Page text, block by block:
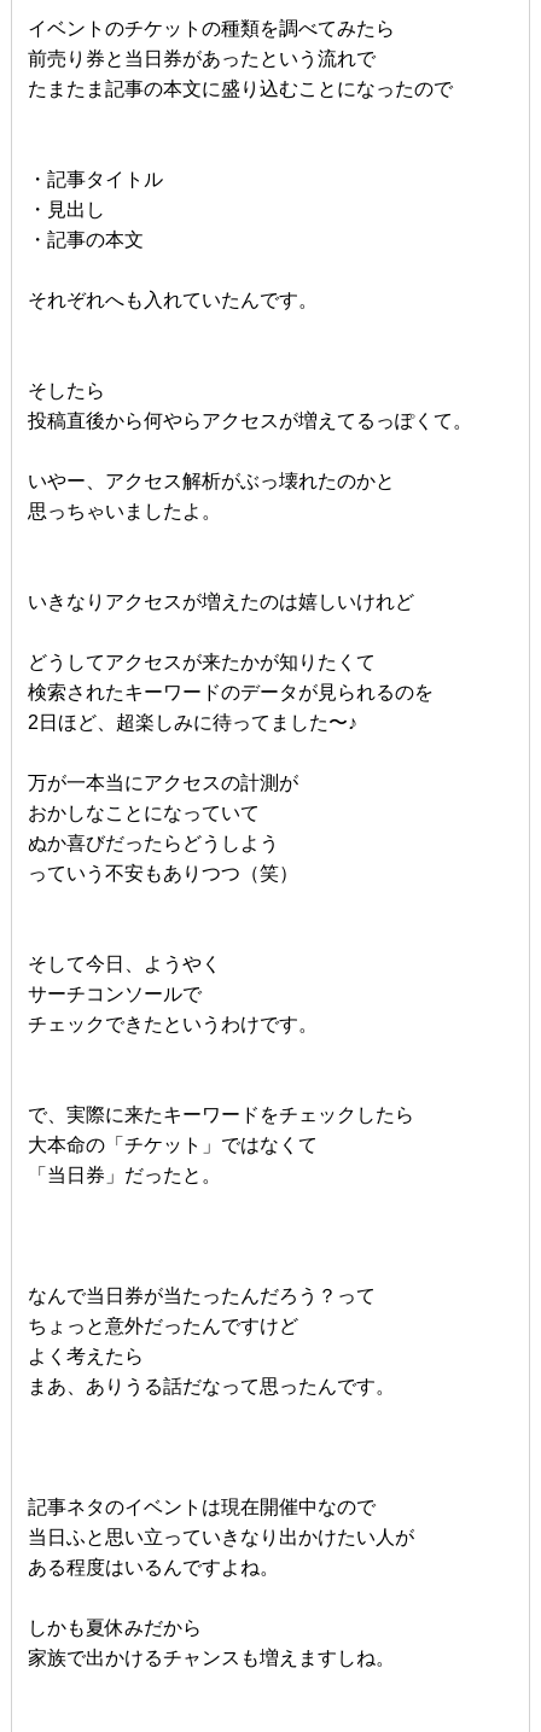
イベントのチケットの種類を調べてみたら
前売り券と当日券があったという流れで
たまたま記事の本文に盛り込むことになったので
・記事タイトル
・見出し
・記事の本文
それぞれへも入れていたんです。
そしたら
投稿直後から何やらアクセスが増えてるっぽくて。
いやー、アクセス解析がぶっ壊れたのかと
思っちゃいましたよ。
いきなりアクセスが増えたのは嬉しいけれど
どうしてアクセスが来たかが知りたくて
検索されたキーワードのデータが見られるのを
2日ほど、超楽しみに待ってました〜♪
万が一本当にアクセスの計測が
おかしなことになっていて
ぬか喜びだったらどうしよう
っていう不安もありつつ（笑）
そして今日、ようやく
サーチコンソールで
チェックできたというわけです。
で、実際に来たキーワードをチェックしたら
大本命の「チケット」ではなくて
「当日券」だったと。
なんで当日券が当たったんだろう？って
ちょっと意外だったんですけど
よく考えたら
まあ、ありうる話だなって思ったんです。
記事ネタのイベントは現在開催中なので
当日ふと思い立っていきなり出かけたい人が
ある程度はいるんですよね。
しかも夏休みだから
家族で出かけるチャンスも増えますしね。